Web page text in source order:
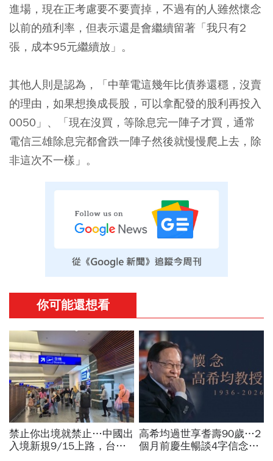
進場，現在正考慮要不要賣掉，不過有的人雖然懷念
以前的殖利率，但表示還是會繼續留著「我只有2
張，成本95元繼續放」。
其他人則是認為，「中華電這幾年比債券還穩，沒賣
的理由，如果想換成長股，可以拿配發的股利再投入
0050」、「現在沒買，等除息完一陣子才買，通常
電信三雄除息完都會跌一陣子然後就慢慢爬上去，除
非這次不一樣」。